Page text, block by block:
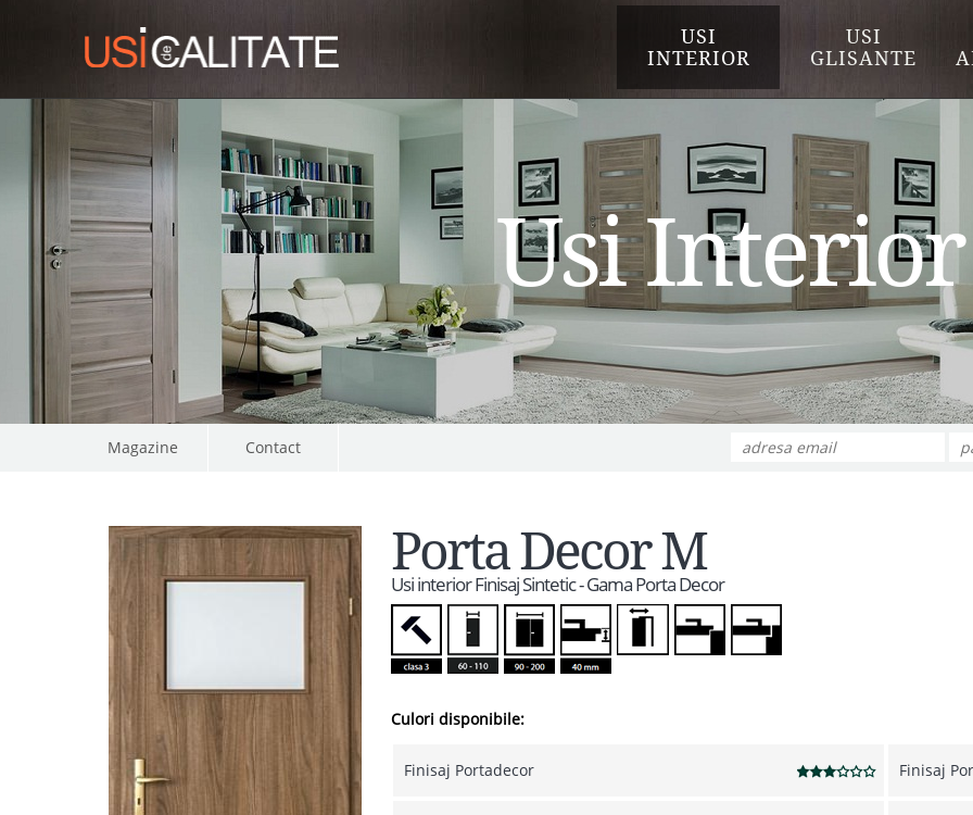
USI
INTERIOR
USI
GLISANTE
Usi Interior
Magazine Contact
Porta Decor M
Usi interior Finisaj Sintetic - Gama Porta Decor
Culori disponibile:
Finisaj Portadecor Finisaj